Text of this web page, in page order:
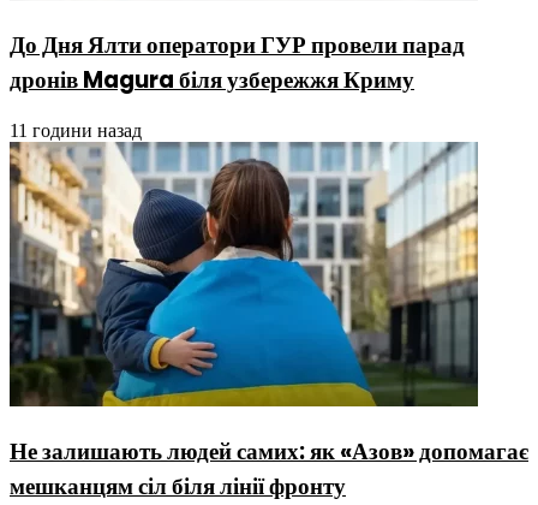
До Дня Ялти оператори ГУР провели парад
дронів Magura біля узбережжя Криму
11 години назад
Не залишають людей самих: як «Азов» допомагає
мешканцям сіл біля лінії фронту